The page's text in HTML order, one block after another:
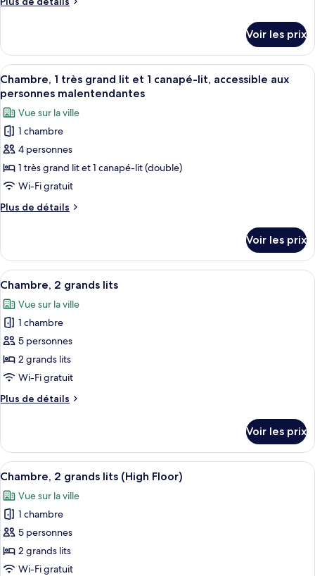
roulant
Chambre,
très
grand
lit
et
1
canapé-
lit,
accessible
aux
personnes
malentendantes
le
type
de
chambre
Chambre,
très
grand
lit
et
canapé-
lit,
accessible
malentendantes
Voir les prix
Afficher
toutes
les
photos
pour
ce
type
de
chambre :
Chambre,
très
grand
lit
et
1
canapé-
lit,
accessible
aux
personnes
Une chambre d’hôtel moderne
3
Chambre, 1 très grand lit et 1 canapé-lit, accessible aux
personnes malentendantes
Vue sur la ville
1 chambre
4 personnes
1 très grand lit et 1 canapé-lit (double)
Wi-Fi gratuit
Plus de détails
Plus
le
type
de
Chambre,
très
grand
lit
et
canapé-
personnes
malentendantes
Voir les prix
Afficher
toutes
les
photos
pour
ce
type
chambre :
grands
lits
Literie de qualité supérieure,
4
Chambre, 2 grands lits
Vue sur la ville
1 chambre
5 personnes
2 grands lits
Wi-Fi gratuit
Plus de détails
Plus
le
type
de
Chambre,
2
grands
lits
Voir les prix
Afficher
toutes
les
photos
pour
ce
type
Literie de qualité supérieure,
4
Chambre, 2 grands lits (High Floor)
Vue sur la ville
1 chambre
5 personnes
2 grands lits
Wi-Fi gratuit